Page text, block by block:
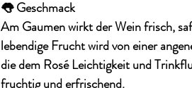
👅 Geschmack
Am Gaumen wirkt der Weinfrisch,
lebendige Frucht wird von einer
die dem Rosé Leichtigkeit und
fruchtig und erfrischend.